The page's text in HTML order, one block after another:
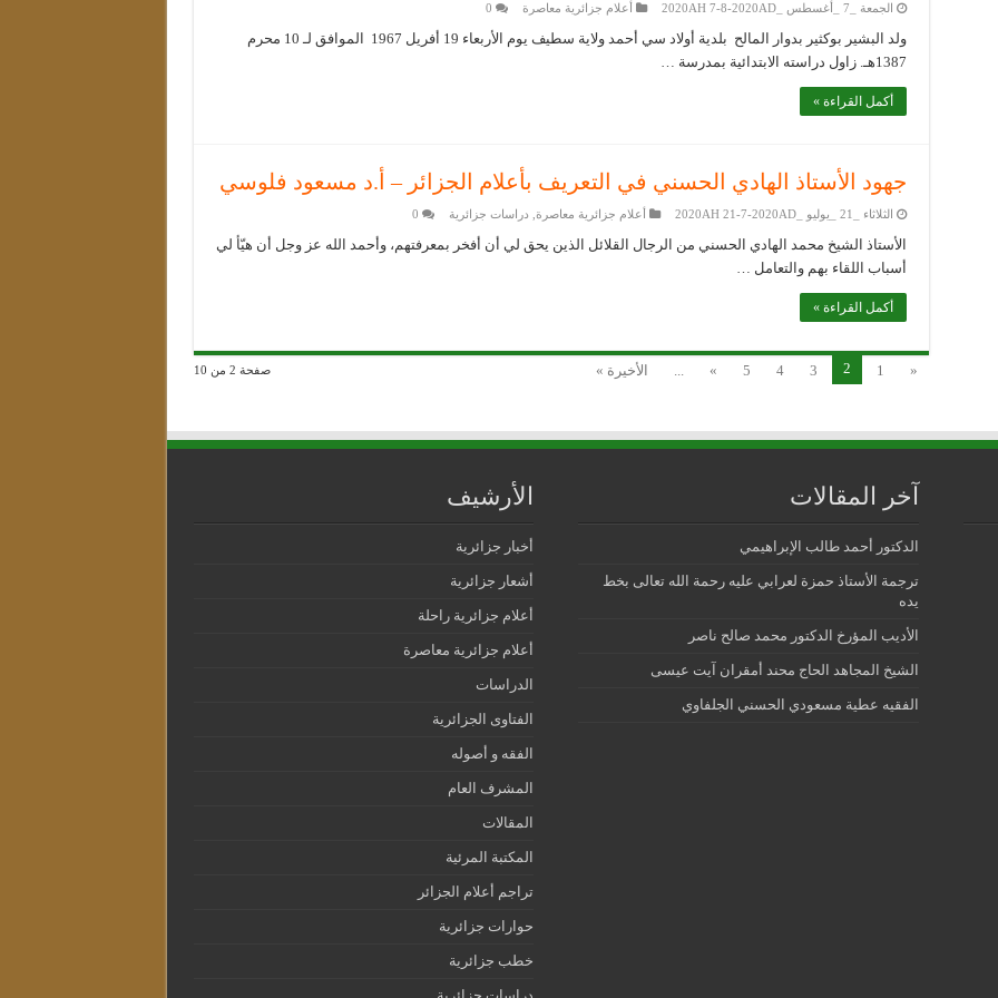
الجمعة _7 _أغسطس _2020AH 7-8-2020AD أعلام جزائرية معاصرة 0
ولد البشير بوكثير بدوار المالح بلدية أولاد سي أحمد ولاية سطيف يوم الأربعاء 19 أفريل 1967 الموافق لـ 10 محرم
1387هـ. زاول دراسته الابتدائية بمدرسة …
أكمل القراءة »
جهود الأستاذ الهادي الحسني في التعريف بأعلام الجزائر – أ.د مسعود فلوسي
الثلاثاء _21 _يوليو _2020AH 21-7-2020AD أعلام جزائرية معاصرة دراسات جزائرية 0
الأستاذ الشيخ محمد الهادي الحسني من الرجال القلائل الذين يحق لي أن أفخر بمعرفتهم، وأحمد الله عز وجل أن هيّأ لي
أسباب اللقاء بهم والتعامل …
أكمل القراءة »
صفحة 2 من 10 «
1
2
3
4
5
»
... الأخيرة »
آخر المقالات
الدكتور أحمد طالب الإبراهيمي
ترجمة الأستاذ حمزة لعرابي عليه رحمة الله تعالى بخط
يده
الأديب المؤرخ الدكتور محمد صالح ناصر
الشيخ المجاهد الحاج محند أمقران آيت عيسى
الفقيه عطية مسعودي الحسني الجلفاوي
الأرشيف
أخبار جزائرية
أشعار جزائرية
أعلام جزائرية راحلة
أعلام جزائرية معاصرة
الدراسات
الفتاوى الجزائرية
الفقه و أصوله
المشرف العام
المقالات
المكتبة المرئية
تراجم أعلام الجزائر
حوارات جزائرية
خطب جزائرية